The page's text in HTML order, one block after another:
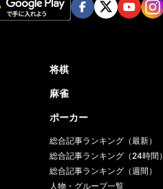
将棋
麻雀
ポーカー
総合記事ランキング（最新）
総合記事ランキング（24時間）
総合記事ランキング（週間）
人物・グループ一覧